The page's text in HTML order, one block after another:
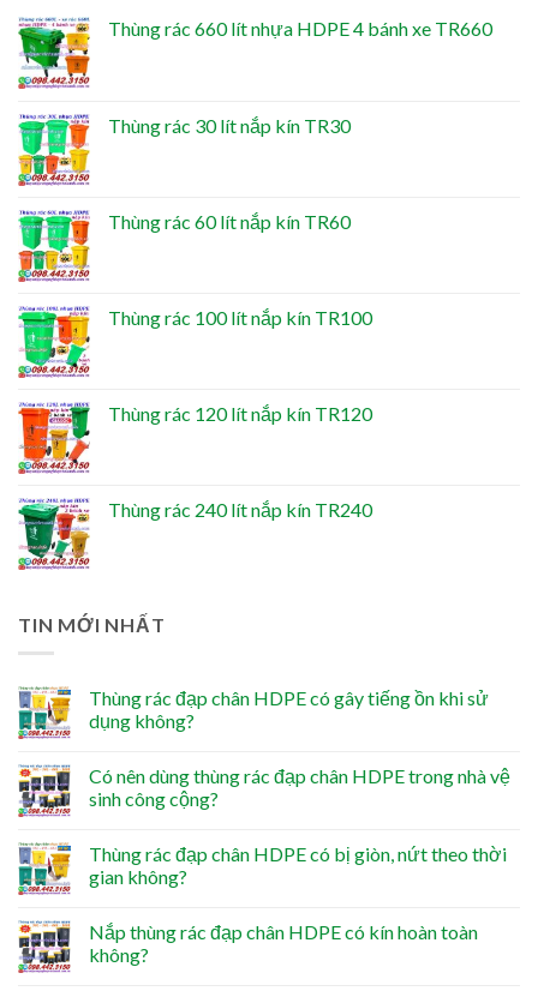
Thùng rác 660 lít nhựa HDPE 4 bánh xe TR660
Thùng rác 30 lít nắp kín TR30
Thùng rác 60 lít nắp kín TR60
Thùng rác 100 lít nắp kín TR100
Thùng rác 120 lít nắp kín TR120
Thùng rác 240 lít nắp kín TR240
TIN MỚI NHẤT
Thùng rác đạp chân HDPE có gây tiếng ồn khi sử
dụng không?
Có nên dùng thùng rác đạp chân HDPE trong nhà vệ
sinh công cộng?
Thùng rác đạp chân HDPE có bị giòn, nứt theo thời
gian không?
Nắp thùng rác đạp chân HDPE có kín hoàn toàn
không?